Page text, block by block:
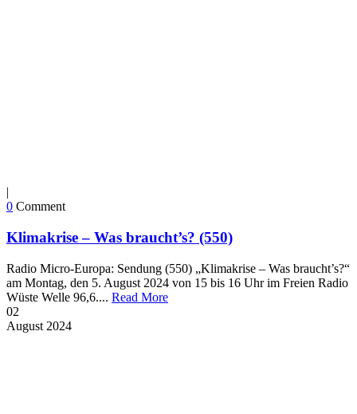
|
0 Comment
Klimakrise – Was braucht’s? (550)
Radio Micro-Europa: Sendung (550) „Klimakrise – Was braucht’s?“
am Montag, den 5. August 2024 von 15 bis 16 Uhr im Freien Radio
Wüste Welle 96,6.... Read More
02
August 2024